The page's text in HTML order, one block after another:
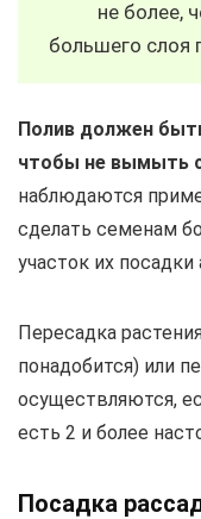
не более,
большего слоя
Полив должен
чтобы не вымыть
наблюдаются
сделать семенам
участок их
Пересадка
понадобится) или
осуществляются,
есть 2 и более
Посадка